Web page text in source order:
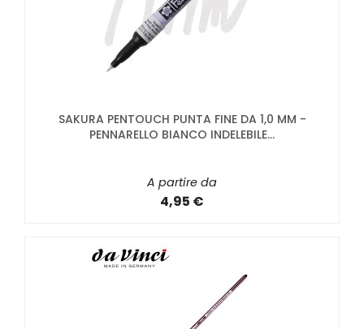
SAKURA PENTOUCH PUNTA FINE DA 1,0 MM -
PENNARELLO BIANCO INDELEBILE...
A partire da
4,95 €